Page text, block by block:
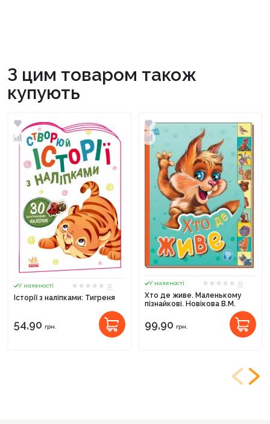
З цим товаром також
купують
У наявності
0
Історії з наліпками: Тигреня
54,90 грн.
У наявності
0
Хто де живе. Маленькому
пізнайкові. Новікова В.М.
99,90 грн.